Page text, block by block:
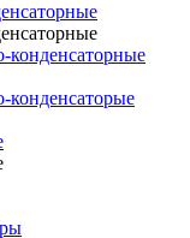
конденсаторные
конденсаторые